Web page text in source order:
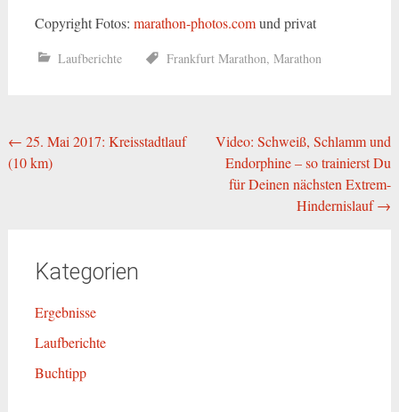
Copyright Fotos: marathon-photos.comund privat
Laufberichte Frankfurt Marathon, Marathon
Beitragsnavigation
← 25. Mai 2017: Kreisstadtlauf
(10 km)
Video: Schweiß, Schlamm und
Endorphine – so trainierst Du
für Deinen nächsten Extrem-
Hindernislauf→
Kategorien
Ergebnisse
Laufberichte
Buchtipp